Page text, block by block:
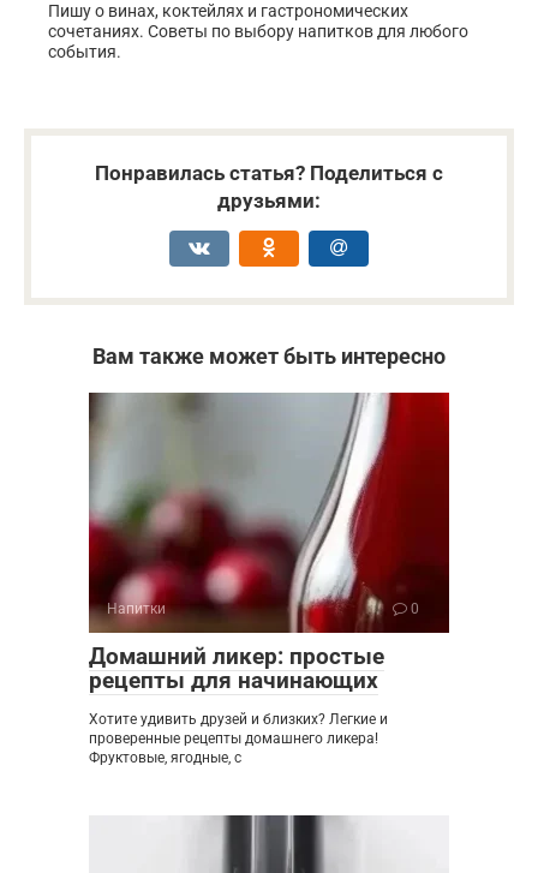
Пишу о винах, коктейлях и гастрономических
сочетаниях. Советы по выбору напитков для любого
события.
Понравилась статья? Поделиться с
друзьями:
Вам также может быть интересно
Напитки 0
Домашний ликер: простые
рецепты для начинающих
Хотите удивить друзей и близких? Легкие и
проверенные рецепты домашнего ликера!
Фруктовые, ягодные, с